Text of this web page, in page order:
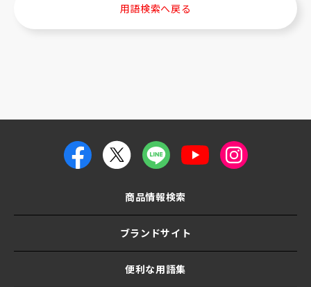
用語検索へ戻る
商品情報検索
ブランドサイト
便利な用語集